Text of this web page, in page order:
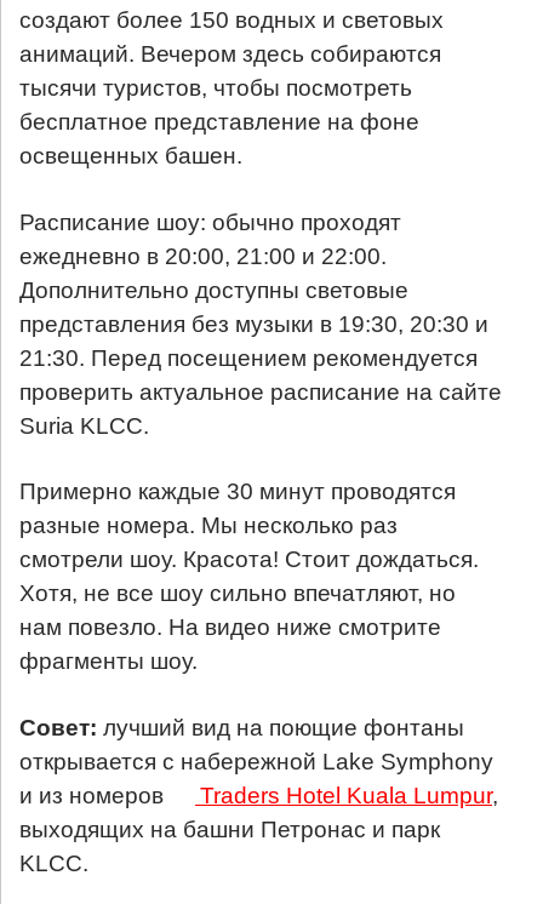
создают более 150 водных и световых
анимаций. Вечером здесь собираются
тысячи туристов, чтобы посмотреть
бесплатное представление на фоне
освещенных башен.
Расписание шоу: обычно проходят
ежедневно в 20:00, 21:00 и 22:00.
Дополнительно доступны световые
представления без музыки в 19:30, 20:30 и
21:30. Перед посещением рекомендуется
проверить актуальное расписание на сайте
Suria KLCC.
Примерно каждые 30 минут проводятся
разные номера. Мы несколько раз
смотрели шоу. Красота! Стоит дождаться.
Хотя, не все шоу сильно впечатляют, но
нам повезло. На видео ниже смотрите
фрагменты шоу.
Совет: лучший вид на поющие фонтаны
открывается с набережной Lake Symphony
и из номеров
Traders Hotel Kuala Lumpur,
выходящих на башни Петронас и парк
KLCC.